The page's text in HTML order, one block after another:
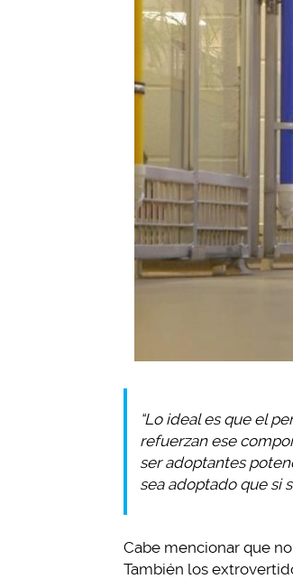
“Lo ideal es que el
refuerzan ese
ser adoptantes
sea adoptado que si
Cabe mencionar que
También los